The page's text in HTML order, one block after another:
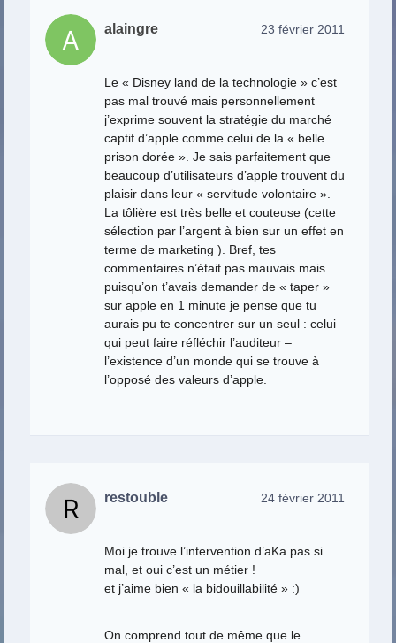
alaingre 23 février 2011
Le « Disney land de la technologie » c’est
pas mal trouvé mais personnellement
j’exprime souvent la stratégie du marché
captif d’apple comme celui de la « belle
prison dorée ». Je sais parfaitement que
beaucoup d’utilisateurs d’apple trouvent du
plaisir dans leur « servitude volontaire ».
La tôlière est très belle et couteuse (cette
sélection par l’argent à bien sur un effet en
terme de marketing ). Bref, tes
commentaires n’était pas mauvais mais
puisqu’on t’avais demander de « taper »
sur apple en 1 minute je pense que tu
aurais pu te concentrer sur un seul : celui
qui peut faire réfléchir l’auditeur –
l’existence d’un monde qui se trouve à
l’opposé des valeurs d’apple.
restouble 24 février 2011
Moi je trouve l’intervention d’aKa pas si
mal, et oui c’est un métier !
et j’aime bien « la bidouillabilité » :)
On comprend tout de même que le